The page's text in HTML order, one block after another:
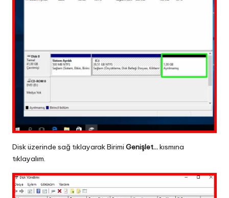
Disk üzerinde sağ tıklayarak Birimi Genişlet…kısmına
tıklayalım.